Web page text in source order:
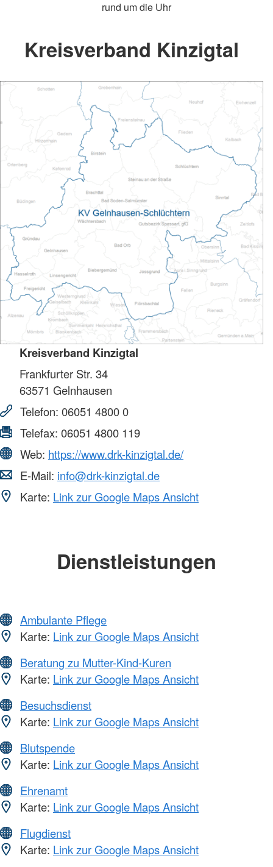
rund um die Uhr
Kreisverband Kinzigtal
Kreisverband Kinzigtal
Frankfurter Str. 34
63571 Gelnhausen
Telefon: 06051 4800 0
Telefax: 06051 4800 119
Web: https://www.drk-kinzigtal.de/
E-Mail: info@drk-kinzigtal.de
Karte: Link zur Google Maps Ansicht
Dienstleistungen
Ambulante Pflege
Karte: Link zur Google Maps Ansicht
Beratung zu Mutter-Kind-Kuren
Karte: Link zur Google Maps Ansicht
Besuchsdienst
Karte: Link zur Google Maps Ansicht
Blutspende
Karte: Link zur Google Maps Ansicht
Ehrenamt
Karte: Link zur Google Maps Ansicht
Flugdienst
Karte: Link zur Google Maps Ansicht